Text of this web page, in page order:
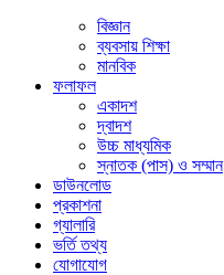
বিজ্ঞান
ব্যবসায় শিক্ষা
মানবিক
ফলাফল
একাদশ
দ্বাদশ
উচ্চ মাধ্যমিক
স্নাতক (পাস) ও সম্মান
ডাউনলোড
প্রকাশনা
গ্যালারি
ভর্তি তথ্য
যোগাযোগ